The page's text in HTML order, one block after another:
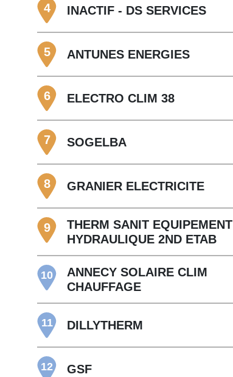
4 INACTIF - DS SERVICES
5 ANTUNES ENERGIES
6 ELECTRO CLIM 38
7 SOGELBA
8 GRANIER ELECTRICITE
9
THERM SANIT EQUIPEMENT
HYDRAULIQUE 2ND ETAB
10
ANNECY SOLAIRE CLIM
CHAUFFAGE
11 DILLYTHERM
12 GSF